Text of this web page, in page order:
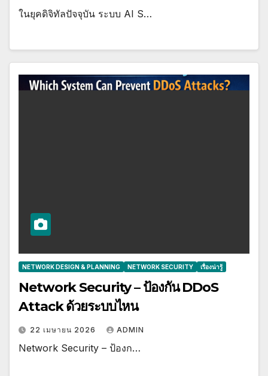
ในยุคดิจิทัลปัจจุบัน ระบบ AI S…
NETWORK DESIGN & PLANNING NETWORK SECURITY เรื่องน่ารู้
Network Security – ป้องกัน DDoS
Attack ด้วยระบบไหน
22 เมษายน 2026 ADMIN
Network Security – ป้องก…